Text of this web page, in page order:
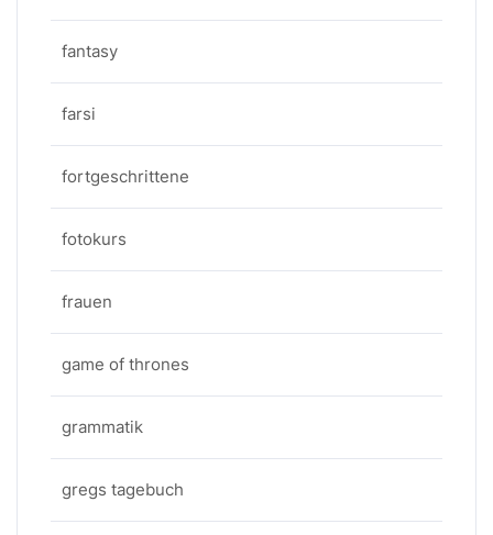
fantasy
farsi
fortgeschrittene
fotokurs
frauen
game of thrones
grammatik
gregs tagebuch